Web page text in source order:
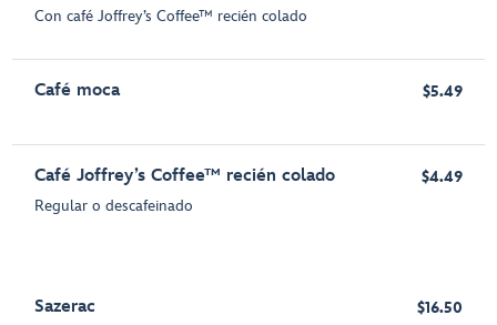
Con café Joffrey’s Coffee™ recién colado
Café moca $5.49
Café Joffrey’s Coffee™ recién colado
Regular o descafeinado
$4.49
Sazerac $16.50